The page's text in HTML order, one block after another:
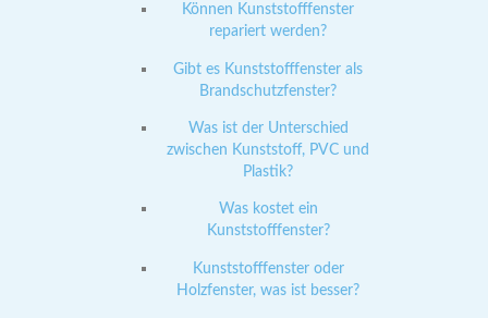
Können Kunststofffenster
repariert werden?
Gibt es Kunststofffenster als
Brandschutzfenster?
Was ist der Unterschied
zwischen Kunststoff, PVC und
Plastik?
Was kostet ein
Kunststofffenster?
Kunststofffenster oder
Holzfenster, was ist besser?